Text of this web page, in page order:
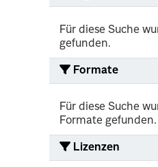
Für diese Suche
gefunden.
Formate
Für diese Suche
Formate gefunden.
Lizenzen